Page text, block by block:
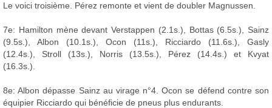
Le voici troisième. Pérez remonte et vient de doubler Magnussen.
7e: Hamilton mène devant Verstappen (2.1s.), Bottas (6.5s.), Sainz
(9.5s.), Albon (10.1s.), Ocon (11s.), Ricciardo (11.6s.), Gasly
(12.4s.), Stroll (13s.), Norris (13.5s.), Pérez (14.4s.) et Kvyat
(16.3s.).
8e: Albon dépasse Sainz au virage n°4. Ocon se défend contre son
équipier Ricciardo qui bénéficie de pneus plus endurants.